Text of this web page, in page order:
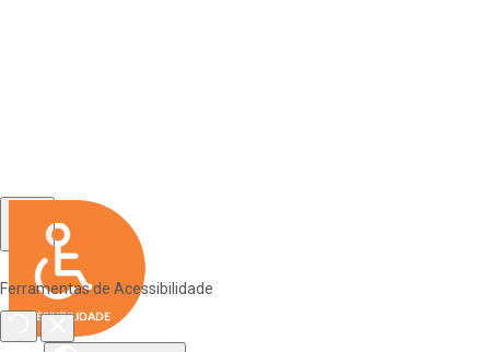
Ferramentas de Acessibilidade